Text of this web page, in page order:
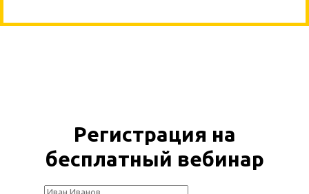
Регистрация на
бесплатный вебинар